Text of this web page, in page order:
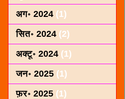
अग॰ 2024 (1)
सित॰ 2024 (2)
अक्टू॰ 2024 (1)
जन॰ 2025 (1)
फ़र॰ 2025 (1)